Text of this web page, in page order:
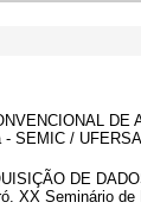
DE
SEMIC /
DE
XX Seminário